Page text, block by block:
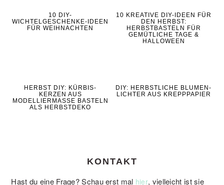
10 DIY-
WICHTELGESCHENKE-IDEEN
FÜR WEIHNACHTEN
10 KREATIVE DIY-IDEEN FÜR
DEN HERBST:
HERBSTBASTELN FÜR
GEMÜTLICHE TAGE &
HALLOWEEN
HERBST DIY: KÜRBIS-
KERZEN AUS
MODELLIERMASSE BASTELN
ALS HERBSTDEKO
DIY: HERBSTLICHE BLUMEN-
LICHTER AUS KREPPPAPIER
KONTAKT
Hast du eine Frage? Schau erst mal hier, vielleicht ist sie